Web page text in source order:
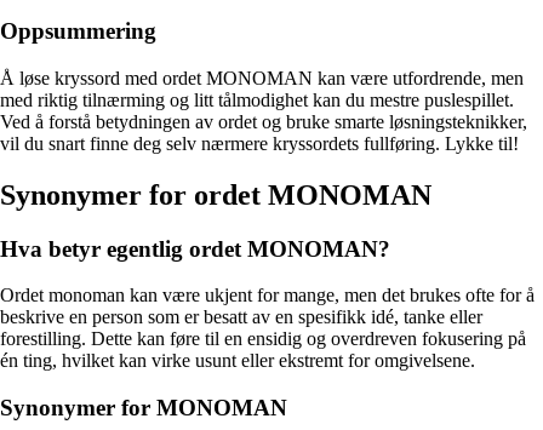
Oppsummering
Å løse kryssord med ordet MONOMAN kan være utfordrende, men
med riktig tilnærming og litt tålmodighet kan du mestre puslespillet.
Ved å forstå betydningen av ordet og bruke smarte løsningsteknikker,
vil du snart finne deg selv nærmere kryssordets fullføring. Lykke til!
Synonymer for ordet MONOMAN
Hva betyr egentlig ordet MONOMAN?
Ordet monoman kan være ukjent for mange, men det brukes ofte for å
beskrive en person som er besatt av en spesifikk idé, tanke eller
forestilling. Dette kan føre til en ensidig og overdreven fokusering på
én ting, hvilket kan virke usunt eller ekstremt for omgivelsene.
Synonymer for MONOMAN